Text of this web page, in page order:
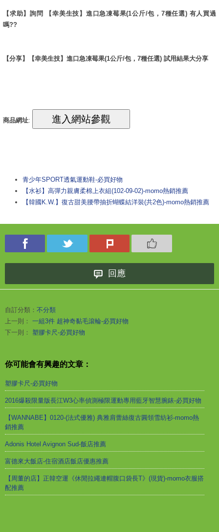
【求助】詢問 【幸美生技】進口急凍莓果(1公斤/包，7種任選) 有人買過
嗎??
【分享】【幸美生技】進口急凍莓果(1公斤/包，7種任選) 試用結果大分享
商品網址:
青少年SPORT透氣運動鞋-必買好物
【水衫】高彈力親膚柔棉上衣組(102-09-02)-momo熱銷推薦
【韓國K.W.】復古甜美腰帶抽折蝴蝶結洋裝(共2色)-momo熱銷推薦
回應
自訂分類： 不分類
上一則： 一組3件 超神奇黏毛滾輪-必買好物
下一則： 塑膠卡尺-必買好物
你可能會有興趣的文章：
塑膠卡尺-必買好物
2016爆殺限量版長江W3心率偵測極限運動專用藍牙智慧腕錶-必買好物
【WANNABE】0120-(法式優雅) 典雅肩蕾絲復古圓領雪紡衫-momo熱
銷推薦
Adonis Hotel Avignon Sud-飯店推薦
富德來大飯店-住宿酒店飯店優惠推薦
【周董的店】正韓空運《休閒拉繩連帽腹口袋長T》(現貨)-momo衣服搭
配推薦